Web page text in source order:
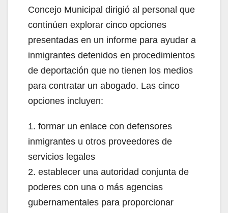
Concejo Municipal dirigió al personal que
continúen explorar cinco opciones
presentadas en un informe para ayudar a
inmigrantes detenidos en procedimientos
de deportación que no tienen los medios
para contratar un abogado. Las cinco
opciones incluyen:
1. formar un enlace con defensores
inmigrantes u otros proveedores de
servicios legales
2. establecer una autoridad conjunta de
poderes con una o más agencias
gubernamentales para proporcionar